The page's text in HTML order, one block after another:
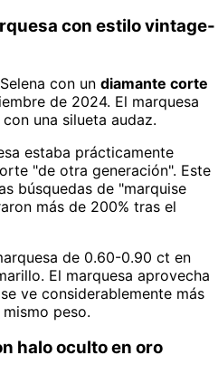
con estilo vintage-
con un diamante corte
de 2024. El marquesa
una silueta audaz.
estaba prácticamente
"de otra generación". Este
búsquedas de "marquise
más de 200% tras el
de 0.60-0.90 ct en
El marquesa aprovecha
ve considerablemente más
peso.
halo oculto en oro